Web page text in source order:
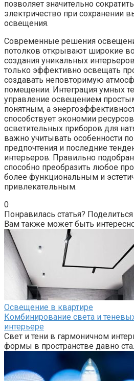
позволяет значительно
электричество при сохранении
освещения.
Современные решения
потолков открывают широкие
создания уникальных
только эффективно освещать
создавать неповторимую
помещении. Интеграция умных
управление освещением
понятным, а
способствует экономии
осветительных приборов для
важно учитывать особенности
предпочтения и последние
интерьеров. Правильно
способно преобразить любое
более функциональным и
привлекательным.
0
Понравилась статья?
Вам также может быть
Освещение в квартире
Комбинирование света и
интерьере
Свет и тени в гармоничном
формы в пространстве давно